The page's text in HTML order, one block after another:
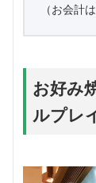
（お会計
お好み
ルプレ